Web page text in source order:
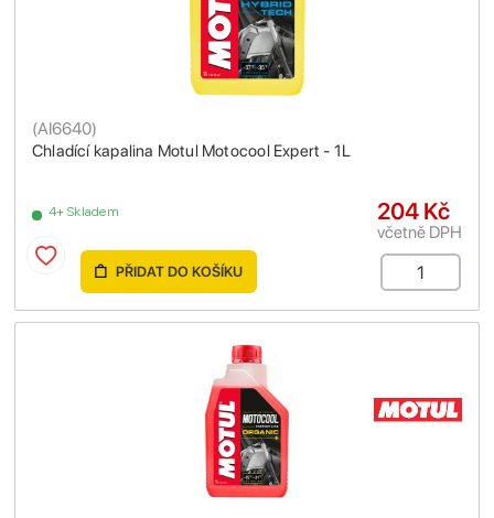
Chladící kapalina Motul Motocool Expert - 1L
(AI6640)
4+ Skladem 204 Kč
včetně DPH
PŘIDAT DO KOŠÍKU